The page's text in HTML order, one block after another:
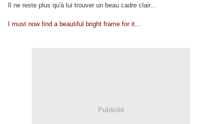
Il ne reste plus qu'à lui trouver un beau cadre clair...
I must now find a beautiful bright frame for it...
Publicité